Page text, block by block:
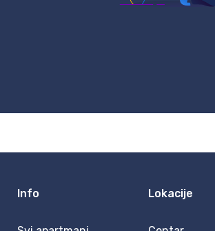
Info Lokacije